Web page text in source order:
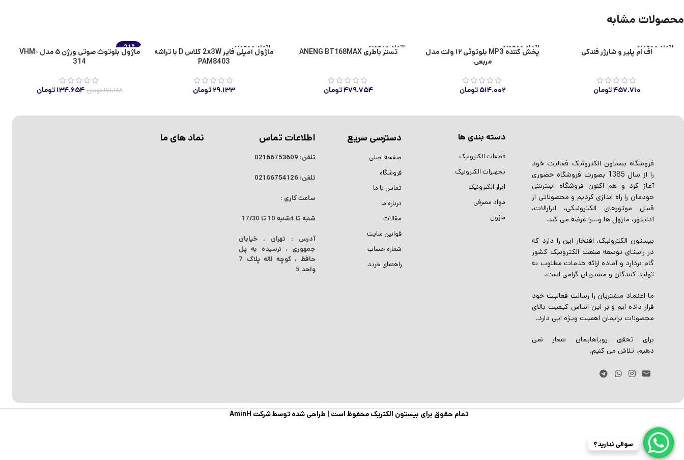
محصولات مشابه
اتمام موجودیاف ام پلیر و شارژر فندکی
۴۵۷.۷۱۰تومان
اتمام موجودی
پخش کننده MP3 بلوتوثی ۱۲ ولت مدل
مربعی
۵۱۴.۰۰۲ تومان
اتمام موجودی
تستر باطری ANENG BT168MAX
۴۷۹.۷۵۴تومان
اتمام موجودی
ماژول آمپلی فایر 2x3W کلاس D با تراشه
PAM8403
۲۹.۱۳۳ تومان
-21%
اتمام موجودی
ماژول بلوتوث صوتی ورژن ۵ مدل VHM-
314
۱۷۱.۱۸۸تومان ۱۳۴.۶۵۴تومان
فروشگاه ببستون الکترونیک فعالیت خود
را از سال 1385 بصورت فروشگاه حضوری
آغاز کرد و هم اکنون فروشگاه اینترنتی
خودمان را راه اندازی کردیم و محصولاتی از
قبیل موتورهای الکترونیکی، ابزارالات،
آداپتور، ماژول ها و…را عرضه می کند.
بیستون الکترونیک، افتخار این را دارد که
در راستای توسعه صنعت الکترونیک کشور
گام بردارد و آماده ارائه خدمات مطلوب به
تولید کنندگان و مشتریان گرامی است.
ما اعتماد مشتریان را رسالت فعالیت خود
قرار داده ایم و بر این اساس کیفیت بالای
محصولات برایمان اهمیت ویژه ایی دارد.
برای تحقق رویاهایمان شعار نمی
دهیم، تلاش می کنیم.
دسته بندی ها
قطعات الکترونیک
تجهیزات الکترونیک
ابزار الکترونیک
مواد مصرفی
ماژول
دسترسی سریع
صفحه اصلی
فروشگاه
تماس با ما
درباره ما
مقالات
قوانین سایت
شماره حساب
راهنمای خرید
اطلاعات تماس
تلفن: 02166753609
تلفن:02166754126
ساعت کاری :
شنبه تا 4شنبه 10 تا 17/30
آدرس : تهران ، خیابان
جمهوری ، نرسیده به پل
حافظ ، کوچه لاله پلاک 7
واحد 5
نماد های ما
تمام حقوق برای بیستون الکتریک محفوظ است | طراحی شده توسط شرکت AminH
سوالی ندارید؟